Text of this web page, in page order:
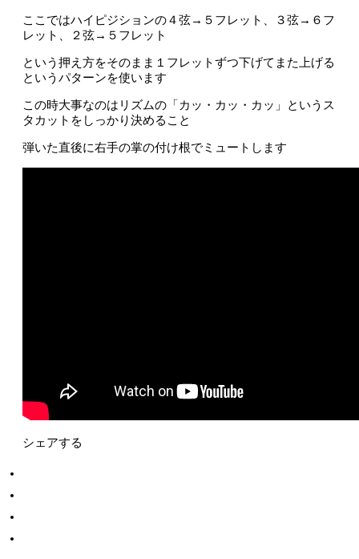
ここではハイピジションの４弦→５フレット、３弦→６フ
レット、２弦→５フレット
という押え方をそのまま１フレットずつ下げてまた上げる
というパターンを使います
この時大事なのはリズムの「カッ・カッ・カッ」というス
タカットをしっかり決めること
弾いた直後に右手の掌の付け根でミュートします
シェアする